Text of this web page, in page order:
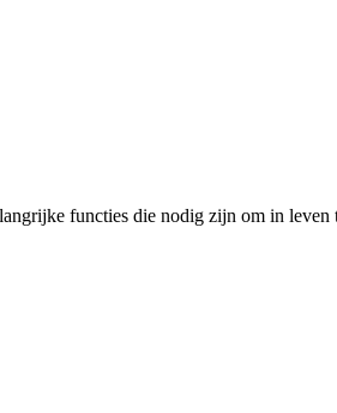
functies die nodig zijn om in leven